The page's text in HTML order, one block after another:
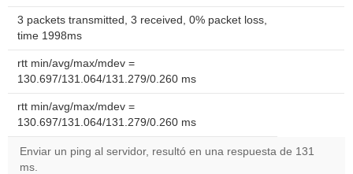
3 packets transmitted, 3 received, 0% packet loss,
time 1998ms
rtt min/avg/max/mdev =
130.697/131.064/131.279/0.260 ms
rtt min/avg/max/mdev =
130.697/131.064/131.279/0.260 ms
Enviar un ping al servidor, resultó en una respuesta de 131
ms.